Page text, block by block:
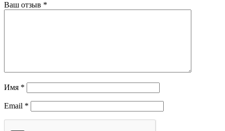
Ваш отзыв *
Имя *
Email *